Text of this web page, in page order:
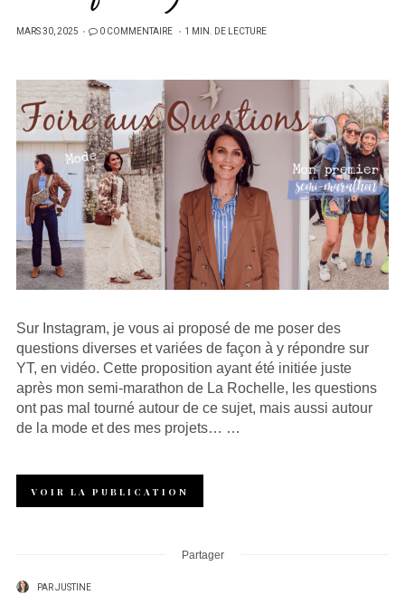
PUBLIÉ
MARS 30, 2025 0 COMMENTAIRE 1 MIN. DE LECTURE
Sur Instagram, je vous ai proposé de me poser des
questions diverses et variées de façon à y répondre sur
YT, en vidéo. Cette proposition ayant été initiée juste
après mon semi-marathon de La Rochelle, les questions
ont pas mal tourné autour de ce sujet, mais aussi autour
de la mode et des mes projets… …
VOIR LA PUBLICATION
Partager
PARJUSTINE